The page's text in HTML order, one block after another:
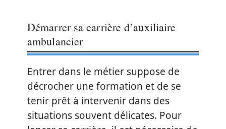
Démarrer sa carrière d’auxiliaire
ambulancier
Entrer dans le métier suppose de
décrocher une formation et de se
tenir prêt à intervenir dans des
situations souvent délicates. Pour